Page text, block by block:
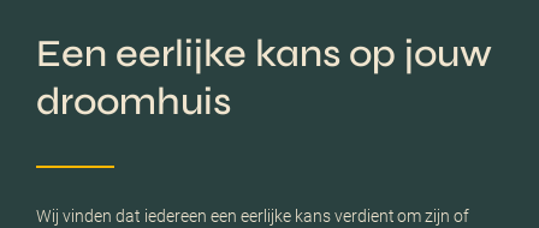
Een eerlijke kans op jouw
droomhuis
Wij vinden dat iedereen een eerlijke kans verdient om zijn of